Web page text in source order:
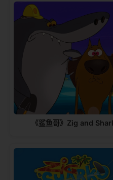
《鲨鱼哥》Zig and